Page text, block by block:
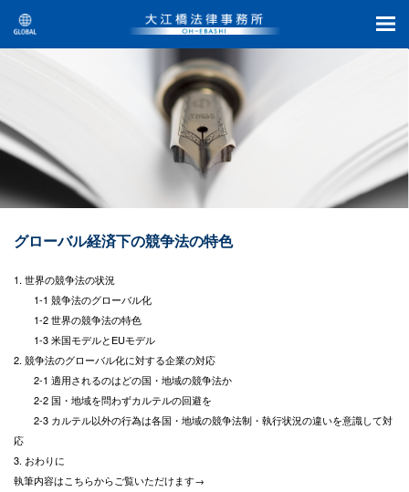
グローバル経済下の競争法の特色
1. 世界の競争法の状況
1-1 競争法のグローバル化
1-2 世界の競争法の特色
1-3 米国モデルとEUモデル
2. 競争法のグローバル化に対する企業の対応
2-1 適用されるのはどの国・地域の競争法か
2-2 国・地域を問わずカルテルの回避を
2-3 カルテル以外の行為は各国・地域の競争法制・執行状況の違いを意識して対
応
3. おわりに
執筆内容はこちらからご覧いただけます→